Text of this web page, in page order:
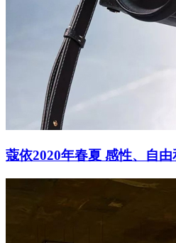
蔻依2020年春夏 感性、自